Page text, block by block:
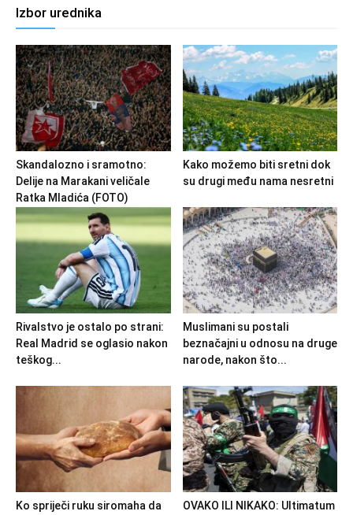
Izbor urednika
Skandalozno i sramotno:
Delije na Marakani veličale
Ratka Mladića (FOTO)
Kako možemo biti sretni dok
su drugi među nama nesretni
Rivalstvo je ostalo po strani:
Real Madrid se oglasio nakon
teškog...
Muslimani su postali
beznačajni u odnosu na druge
narode, nakon što...
Ko spriječi ruku siromaha da
OVAKO ILI NIKAKO: Ultimatum